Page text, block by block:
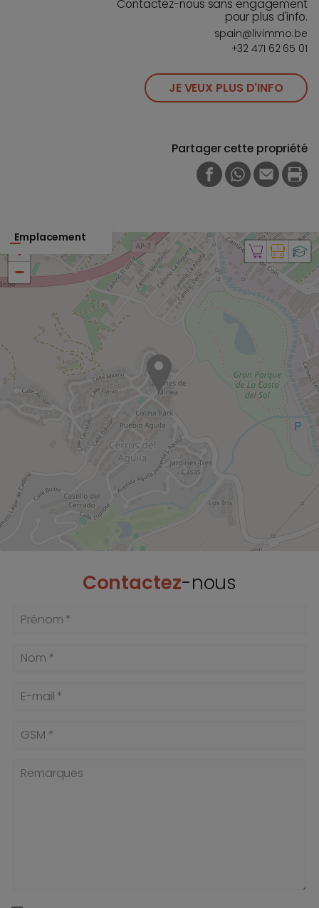
Contactez-nous sans engagement
pour plus d'info.
spain@livimmo.be
+32 471 62 65 01
JE VEUX PLUS D'INFO
Partager cette propriété
FACEBOOK
WHATSAPP
E-MAIL
Emplacement
+
−
Contactez-nous
Prénom *
Nom *
E-mail *
GSM *
Remarques